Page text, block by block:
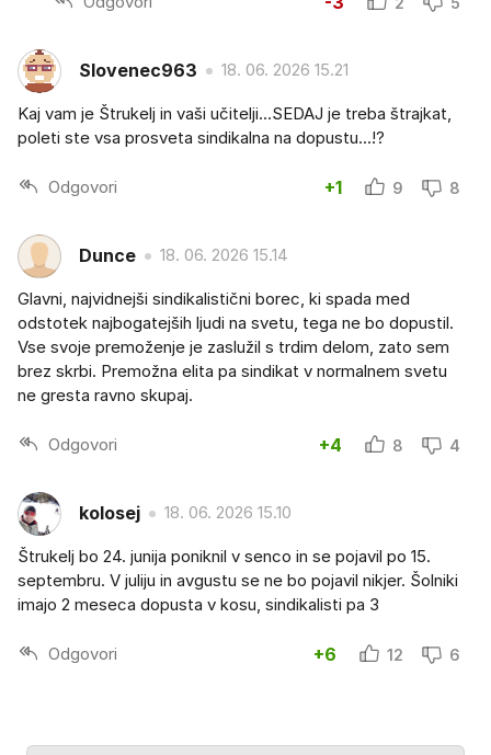
Slovenec963 18. 06. 2026 15.21
Kaj vam je Štrukelj in vaši učitelji...SEDAJ je treba štrajkat,
poleti ste vsa prosveta sindikalna na dopustu...!?
Odgovori +1 9 8
Dunce 18. 06. 2026 15.14
Glavni, najvidnejši sindikalistični borec, ki spada med
odstotek najbogatejših ljudi na svetu, tega ne bo dopustil.
Vse svoje premoženje je zaslužil s trdim delom, zato sem
brez skrbi. Premožna elita pa sindikat v normalnem svetu
ne gresta ravno skupaj.
Odgovori +4 8 4
kolosej 18. 06. 2026 15.10
Štrukelj bo 24. junija poniknil v senco in se pojavil po 15.
septembru. V juliju in avgustu se ne bo pojavil nikjer. Šolniki
imajo 2 meseca dopusta v kosu, sindikalisti pa 3
Odgovori +6 12 6